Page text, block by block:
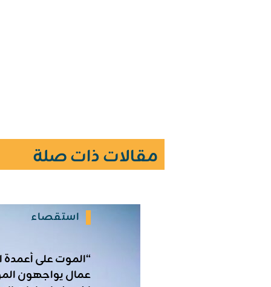
مقالات ذات صلة
استقصاء
“الموت على أعمدة
عمال يواجهون